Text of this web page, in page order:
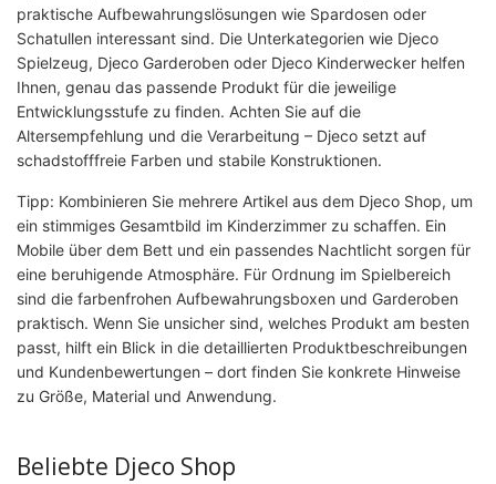
praktische Aufbewahrungslösungen wie Spardosen oder
Schatullen interessant sind. Die Unterkategorien wie Djeco
Spielzeug, Djeco Garderoben oder Djeco Kinderwecker helfen
Ihnen, genau das passende Produkt für die jeweilige
Entwicklungsstufe zu finden. Achten Sie auf die
Altersempfehlung und die Verarbeitung – Djeco setzt auf
schadstofffreie Farben und stabile Konstruktionen.
Tipp: Kombinieren Sie mehrere Artikel aus dem Djeco Shop, um
ein stimmiges Gesamtbild im Kinderzimmer zu schaffen. Ein
Mobile über dem Bett und ein passendes Nachtlicht sorgen für
eine beruhigende Atmosphäre. Für Ordnung im Spielbereich
sind die farbenfrohen Aufbewahrungsboxen und Garderoben
praktisch. Wenn Sie unsicher sind, welches Produkt am besten
passt, hilft ein Blick in die detaillierten Produktbeschreibungen
und Kundenbewertungen – dort finden Sie konkrete Hinweise
zu Größe, Material und Anwendung.
Beliebte Djeco Shop